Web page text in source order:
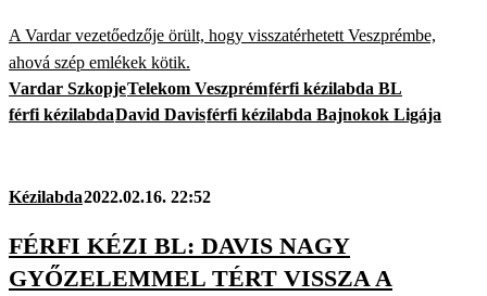
A Vardar vezetőedzője örült, hogy visszatérhetett Veszprémbe,
ahová szép emlékek kötik.
Vardar SzkopjeTelekom Veszprémférfi kézilabda BL
férfi kézilabdaDavid Davisférfi kézilabda Bajnokok Ligája
Kézilabda2022.02.16. 22:52
FÉRFI KÉZI BL: DAVIS NAGY
GYŐZELEMMEL TÉRT VISSZA A